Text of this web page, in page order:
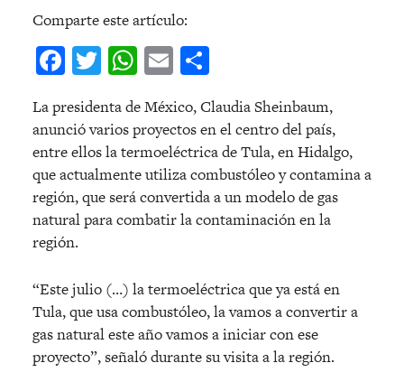
Comparte este artículo:
Facebook
Twitter
WhatsApp
Email
La presidenta de México, Claudia Sheinbaum,
anunció varios proyectos en el centro del país,
entre ellos la termoeléctrica de Tula, en Hidalgo,
que actualmente utiliza combustóleo y contamina a
región, que será convertida a un modelo de gas
natural para combatir la contaminación en la
región.
“Este julio (…) la termoeléctrica que ya está en
Tula, que usa combustóleo, la vamos a convertir a
gas natural este año vamos a iniciar con ese
proyecto”, señaló durante su visita a la región.